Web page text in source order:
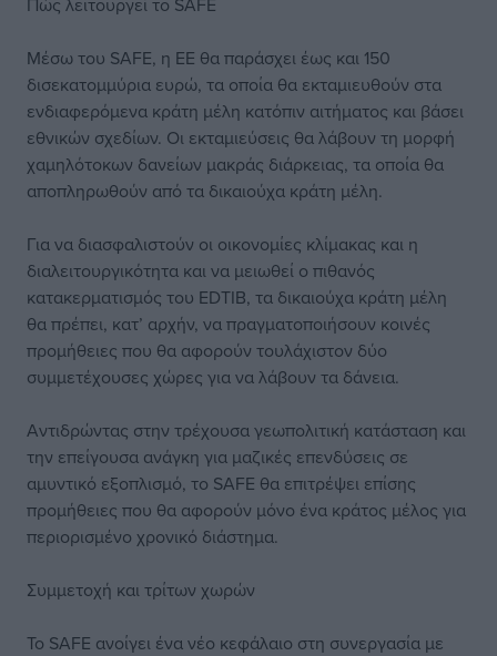
Μέσω του SAFE, η ΕΕ θα παράσχει έως και 150
δισεκατομμύρια ευρώ, τα οποία θα εκταμιευθούν στα
ενδιαφερόμενα κράτη μέλη κατόπιν αιτήματος και βάσει
εθνικών σχεδίων. Οι εκταμιεύσεις θα λάβουν τη μορφή
χαμηλότοκων δανείων μακράς διάρκειας, τα οποία θα
αποπληρωθούν από τα δικαιούχα κράτη μέλη.
Για να διασφαλιστούν οι οικονομίες κλίμακας και η
διαλειτουργικότητα και να μειωθεί ο πιθανός
κατακερματισμός του EDTIB, τα δικαιούχα κράτη μέλη
θα πρέπει, κατ’ αρχήν, να πραγματοποιήσουν κοινές
προμήθειες που θα αφορούν τουλάχιστον δύο
συμμετέχουσες χώρες για να λάβουν τα δάνεια.
Αντιδρώντας στην τρέχουσα γεωπολιτική κατάσταση και
την επείγουσα ανάγκη για μαζικές επενδύσεις σε
αμυντικό εξοπλισμό, το SAFE θα επιτρέψει επίσης
προμήθειες που θα αφορούν μόνο ένα κράτος μέλος για
περιορισμένο χρονικό διάστημα.
Συμμετοχή και τρίτων χωρών
Το SAFE ανοίγει ένα νέο κεφάλαιο στη συνεργασία με